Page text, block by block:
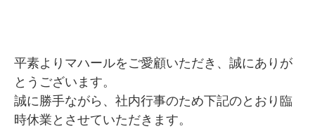
平素よりマハールをご愛顧いただき、誠にありが
とうございます。
誠に勝手ながら、社内行事のため下記のとおり臨
時休業とさせていただきます。